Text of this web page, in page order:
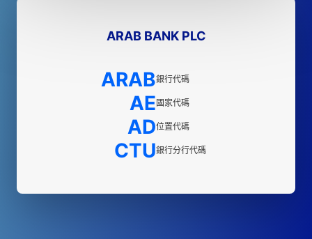
ARAB BANK PLC
ARAB銀行代碼
AE國家代碼
AD位置代碼
CTU銀行分行代碼